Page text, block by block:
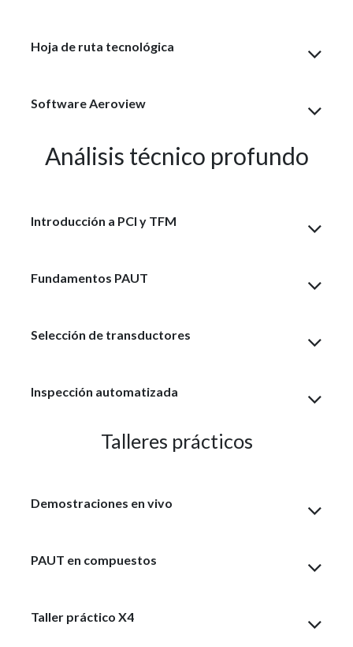
Hoja de ruta tecnológica
Software Aeroview
Análisis técnico profundo
Introducción a PCI y TFM
Fundamentos PAUT
Selección de transductores
Inspección automatizada
Talleres prácticos
Demostraciones en vivo
PAUT en compuestos
Taller práctico X4